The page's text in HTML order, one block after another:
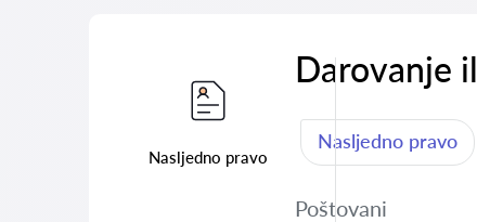
Nasljedno pravo
Darovanje
Nasljedno pravo
Poštovani